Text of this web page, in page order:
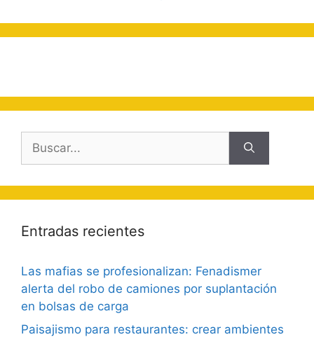
Entradas recientes
Las mafias se profesionalizan: Fenadismer
alerta del robo de camiones por suplantación
en bolsas de carga
Paisajismo para restaurantes: crear ambientes